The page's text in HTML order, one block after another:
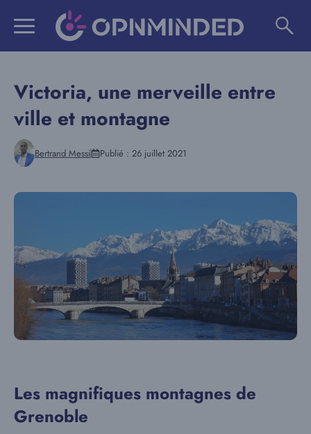
Victoria, une merveille entre
ville et montagne
Bertrand Messi Publié : 26 juillet 2021
Les magnifiques montagnes de
Grenoble